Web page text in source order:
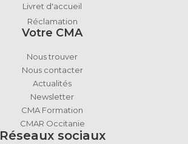
Livret d'accueil
Réclamation
Votre CMA
Nous trouver
Nous contacter
Actualités
Newsletter
CMA Formation
CMAR Occitanie
Réseaux sociaux